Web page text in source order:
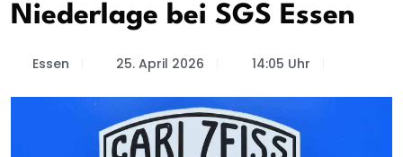
Niederlage bei SGS Essen
Essen 25. April 2026 14:05 Uhr